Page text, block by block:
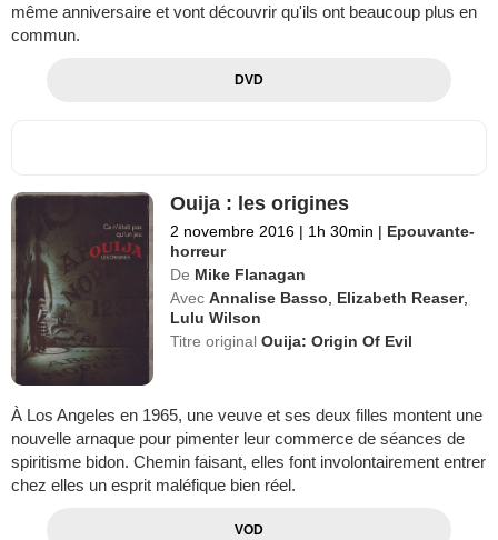
même anniversaire et vont découvrir qu'ils ont beaucoup plus en
commun.
DVD
Ouija : les origines
2 novembre 2016 | 1h 30min | Epouvante-
horreur
De Mike Flanagan
Avec Annalise Basso Elizabeth Reaser,
Lulu Wilson
Titre originalOuija: Origin Of Evil
À Los Angeles en 1965, une veuve et ses deux filles montent une
nouvelle arnaque pour pimenter leur commerce de séances de
spiritisme bidon. Chemin faisant, elles font involontairement entrer
chez elles un esprit maléfique bien réel.
VOD